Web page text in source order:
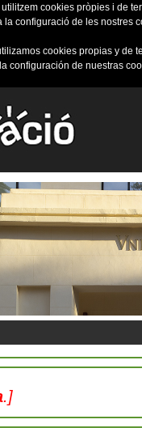
cookies pròpies i
configuració de les nostres
cookies propias y
configuración de nuestras
.]